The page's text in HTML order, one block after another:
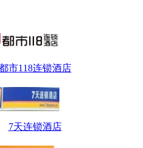
市118连锁酒店
7天连锁酒店